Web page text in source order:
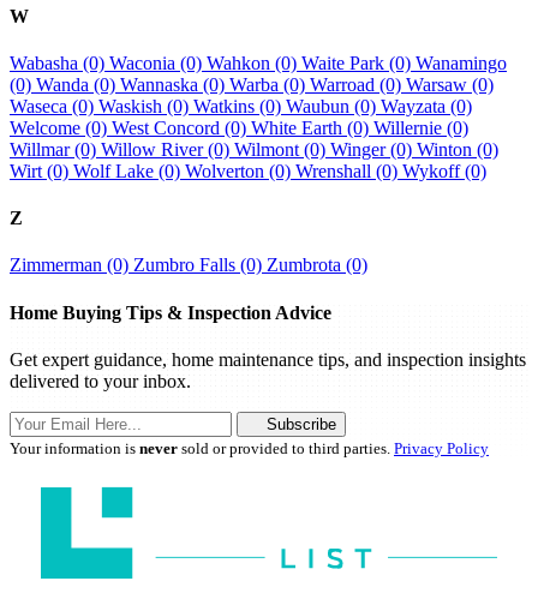
W
Wabasha (0) Waconia (0) Wahkon (0) Waite Park (0) Wanamingo
(0) Wanda (0) Wannaska (0) Warba (0) Warroad (0) Warsaw (0)
Waseca (0) Waskish (0) Watkins (0) Waubun (0) Wayzata (0)
Welcome (0) West Concord (0) White Earth (0) Willernie (0)
Willmar (0) Willow River (0) Wilmont (0) Winger (0) Winton (0)
Wirt (0) Wolf Lake (0) Wolverton (0) Wrenshall (0) Wykoff (0)
Z
Zimmerman (0) Zumbro Falls (0) Zumbrota (0)
Home Buying Tips & Inspection Advice
Get expert guidance, home maintenance tips, and inspection insights
delivered to your inbox.
Subscribe
Your information is never sold or provided to third parties. Privacy Policy